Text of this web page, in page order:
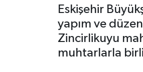
Eskişehir
yapım ve
Zincirlikuyu
muhtarlarla
Ekonomi
Tüm Manşetler
Son Dakika Haberleri